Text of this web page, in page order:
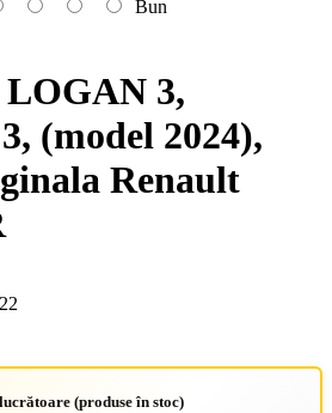
Bun
LOGAN 3,
(model 2024),
Renault
(produse în stoc)